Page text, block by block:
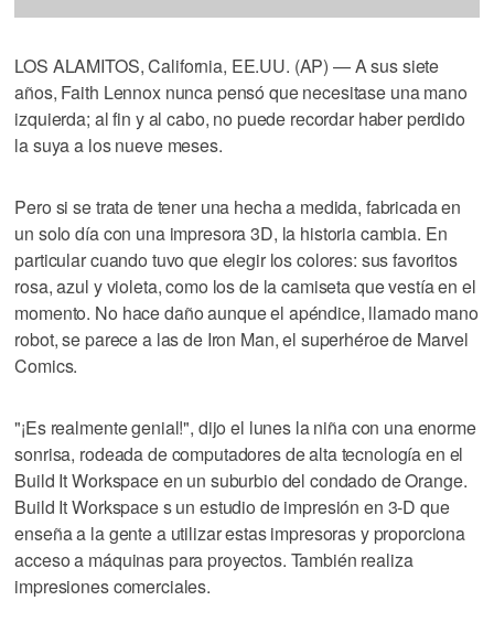
LOS ALAMITOS, California, EE.UU. (AP) — A sus siete
años, Faith Lennox nunca pensó que necesitase una mano
izquierda; al fin y al cabo, no puede recordar haber perdido
la suya a los nueve meses.
Pero si se trata de tener una hecha a medida, fabricada en
un solo día con una impresora 3D, la historia cambia. En
particular cuando tuvo que elegir los colores: sus favoritos
rosa, azul y violeta, como los de la camiseta que vestía en el
momento. No hace daño aunque el apéndice, llamado mano
robot, se parece a las de Iron Man, el superhéroe de Marvel
Comics.
"¡Es realmente genial!", dijo el lunes la niña con una enorme
sonrisa, rodeada de computadores de alta tecnología en el
Build It Workspace en un suburbio del condado de Orange.
Build It Workspace s un estudio de impresión en 3-D que
enseña a la gente a utilizar estas impresoras y proporciona
acceso a máquinas para proyectos. También realiza
impresiones comerciales.